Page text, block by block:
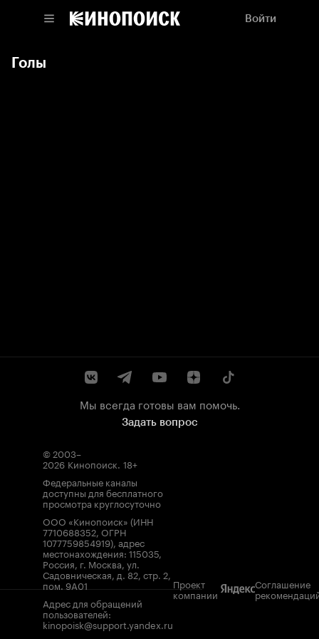
Войти
Голы
Мы всегда готовы вам помочь.
Задать вопрос
© 2003–
2026 Кинопоиск. 18+
Федеральные каналы
доступны для бесплатного
просмотра круглосуточно
ООО «Кинопоиск» (ИНН
7710688352, ОГРН
1077759854919), адрес
местонахождения: 115035,
Россия, г. Москва, ул.
Садовническая, д. 82, стр. 2,
пом. 9А01
Адрес для обращений
пользователей:
kinopoisk@support.yandex.ru
Проект
компании
Соглашение